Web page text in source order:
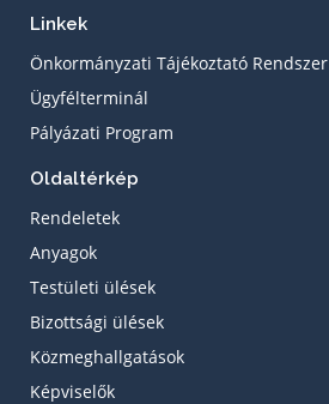
Linkek
Önkormányzati Tájékoztató Rendszer
Ügyfélterminál
Pályázati Program
Oldaltérkép
Rendeletek
Anyagok
Testületi ülések
Bizottsági ülések
Közmeghallgatások
Képviselők